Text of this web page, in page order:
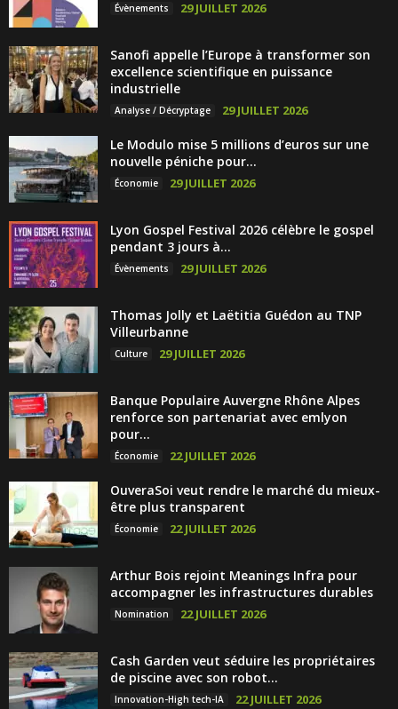
Évènements 29 JUILLET 2026
Sanofi appelle l’Europe à transformer son
excellence scientifique en puissance
industrielle
Analyse / Décryptage 29 JUILLET 2026
Le Modulo mise 5 millions d’euros sur une
nouvelle péniche pour...
Économie 29 JUILLET 2026
Lyon Gospel Festival 2026 célèbre le gospel
pendant 3 jours à...
Évènements 29 JUILLET 2026
Thomas Jolly et Laëtitia Guédon au TNP
Villeurbanne
Culture 29 JUILLET 2026
Banque Populaire Auvergne Rhône Alpes
renforce son partenariat avec emlyon
pour...
Économie 22 JUILLET 2026
OuveraSoi veut rendre le marché du mieux-
être plus transparent
Économie 22 JUILLET 2026
Arthur Bois rejoint Meanings Infra pour
accompagner les infrastructures durables
Nomination 22 JUILLET 2026
Cash Garden veut séduire les propriétaires
de piscine avec son robot...
Innovation-High tech-IA 22 JUILLET 2026